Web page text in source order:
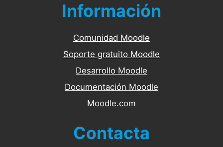
Información
Comunidad Moodle
Soporte gratuito Moodle
Desarrollo Moodle
Documentación Moodle
Moodle.com
Contacta